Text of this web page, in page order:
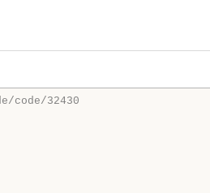
code/32430